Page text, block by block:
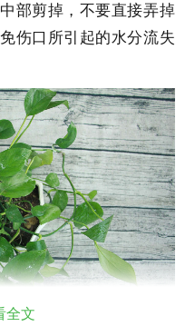
部剪掉，不要直接弄掉
伤口所引起的水分流失
全文